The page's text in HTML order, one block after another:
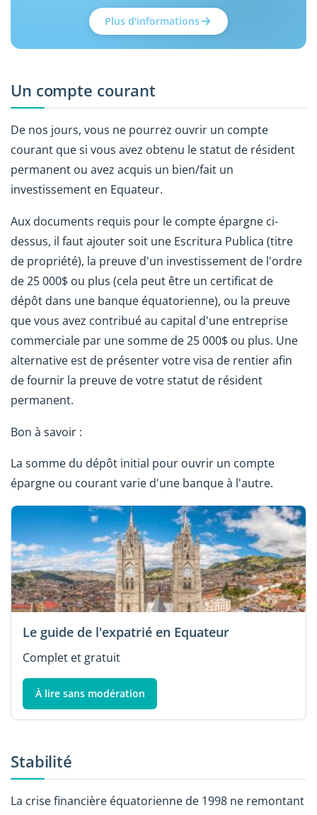
Plus d'informations
Un compte courant
De nos jours, vous ne pourrez ouvrir un compte
courant que si vous avez obtenu le statut de résident
permanent ou avez acquis un bien/fait un
investissement en Equateur.
Aux documents requis pour le compte épargne ci-
dessus, il faut ajouter soit une Escritura Publica (titre
de propriété), la preuve d'un investissement de l'ordre
de 25 000$ ou plus (cela peut être un certificat de
dépôt dans une banque équatorienne), ou la preuve
que vous avez contribué au capital d'une entreprise
commerciale par une somme de 25 000$ ou plus. Une
alternative est de présenter votre visa de rentier afin
de fournir la preuve de votre statut de résident
permanent.
Bon à savoir :
La somme du dépôt initial pour ouvrir un compte
épargne ou courant varie d'une banque à l'autre.
Le guide de l'expatrié en Equateur
Complet et gratuit
À lire sans modération
Stabilité
La crise financière équatorienne de 1998 ne remontant